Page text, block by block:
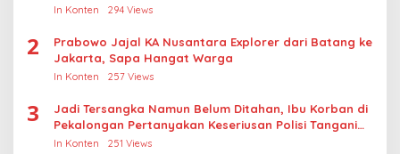
In Konten 294 Views
2
Prabowo Jajal KA Nusantara Explorer dari Batang ke
Jakarta, Sapa Hangat Warga
In Konten 257 Views
3
Jadi Tersangka Namun Belum Ditahan, Ibu Korban di
Pekalongan Pertanyakan Keseriusan Polisi Tangani
Kasus Rudapksa Sampai Anaknya Hamil
In Konten 251 Views